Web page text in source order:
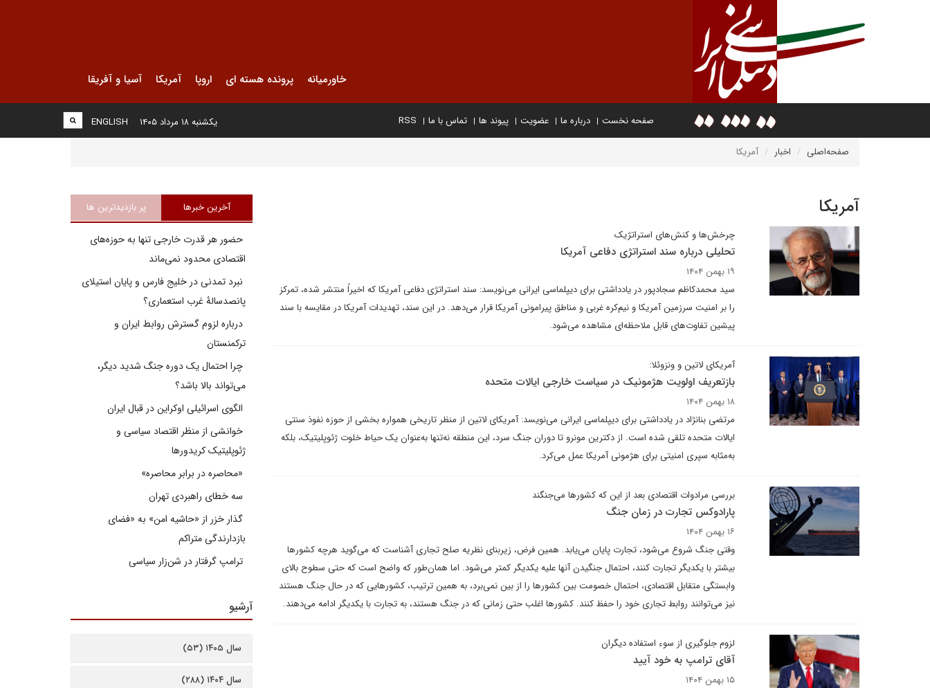
خاورمیانه پرونده هسته ای اروپا آمریکا آسیا و آفریقا
صفحه نخست درباره ما عضویت پیوند ها تماس با ما RSS
ENGLISH یکشنبه ۱۸ مرداد ۱۴۰۵
صفحه‌اصلی اخبار آمریکا
آمریکا
چرخش‌ها و کنش‌های استراتژیک
تحلیلی درباره سند استراتژی دفاعی آمریکا
۱۹ بهمن ۱۴۰۴
سید محمدکاظم سجادپور در یادداشتی برای دیپلماسی ایرانی می‌نویسد: سند استراتژی دفاعی آمریکا که اخیراً منتشر شده، تمرکز
را بر امنیت سرزمین آمریکا و نیم‌کره غربی و مناطق پیرامونی آمریکا قرار می‌دهد. در این سند، تهدیدات آمریکا در مقایسه با سند
پیشین تفاوت‌های قابل ملاحظه‌ای مشاهده می‌شود.
آمریکای لاتین و ونزوئلا:
بازتعریف اولویت هژمونیک در سیاست خارجی ایالات متحده
۱۸ بهمن ۱۴۰۴
مرتضی بنانژاد در یادداشتی برای دیپلماسی ایرانی می‌نویسد: آمریکای لاتین از منظر تاریخی همواره بخشی از حوزه نفوذ سنتی
ایالات متحده تلقی شده است. از دکترین مونرو تا دوران جنگ سرد، این منطقه نه‌تنها به‌عنوان یک حیاط خلوت ژئوپلیتیک، بلکه
به‌مثابه سپری امنیتی برای هژمونی آمریکا عمل می‌کرد.
بررسی مرادوات اقتصادی بعد از این که کشورها می‌جنگند
پارادوکس تجارت در زمان جنگ
۱۶ بهمن ۱۴۰۴
وقتی جنگ شروع می‌شود، تجارت پایان می‌یابد. همین فرض، زیربنای نظریه صلح تجاری آشناست که می‌گوید هرچه کشورها
بیشتر با یکدیگر تجارت کنند، احتمال جنگیدن آنها علیه یکدیگر کمتر می‌شود. اما همان‌طور که واضح است که حتی سطوح بالای
وابستگی متقابل اقتصادی، احتمال خصومت بین کشورها را از بین نمی‌برد، به همین ترتیب، کشورهایی که در حال جنگ هستند
نیز می‌توانند روابط تجاری خود را حفظ کنند. کشورها اغلب حتی زمانی که در جنگ هستند، به تجارت با یکدیگر ادامه می‌دهند.
لزوم جلوگیری از سوء استفاده دیگران
آقای ترامپ به خود آیید
۱۵ بهمن ۱۴۰۴
آخرین خبرها پر بازدیدترین ها
حضور هر قدرت خارجی تنها به حوزه‌های
اقتصادی محدود نمی‌ماند
نبرد تمدنی در خلیج فارس و پایان استیلای
پانصدسالۀ غرب استعماری؟
درباره لزوم گسترش روابط ایران و
ترکمنستان
چرا احتمال یک دوره جنگ شدید دیگر،
می‌تواند بالا باشد؟
الگوی اسرائیلی اوکراین در قبال ایران
خوانشی از منظر اقتصاد سیاسی و
ژئوپلیتیک کریدورها
«محاصره در برابر محاصره»
سه خطای راهبردی تهران
گذار خزر از «حاشیه امن» به «فضای
بازدارندگی متراکم
ترامپ گرفتار در شن‌زار سیاسی
آرشیو
سال ۱۴۰۵ (۵۳)
سال ۱۴۰۴ (۲۸۸)